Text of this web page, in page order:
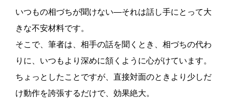
いつもの相づちが聞けない―それは話し手にとって大
きな不安材料です。
そこで、筆者は、相手の話を聞くとき、相づちの代わ
りに、いつもより深めに頷くように心がけています。
ちょっとしたことですが、直接対面のときより少しだ
け動作を誇張するだけで、効果絶大。